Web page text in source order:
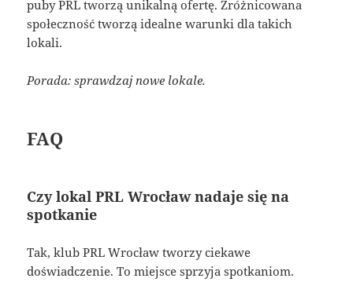
puby PRL tworzą unikalną ofertę. Zróżnicowana
społeczność tworzą idealne warunki dla takich
lokali.
Porada: sprawdzaj nowe lokale.
FAQ
Czy lokal PRL Wrocław nadaje się na
spotkanie
Tak, klub PRL Wrocław tworzy ciekawe
doświadczenie. To miejsce sprzyja spotkaniom.